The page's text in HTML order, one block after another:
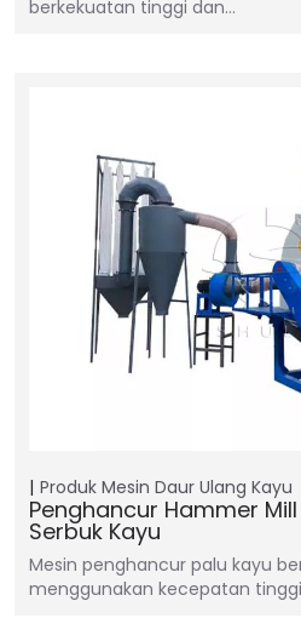
berkekuatan tinggi dan…
Produk Mesin Daur Ulang Kayu
Penghancur Hammer
Serbuk Kayu
Mesin penghancur palu kayu
menggunakan kecepatan